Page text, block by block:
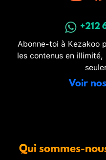
+212
Abonne-toi à Kezakoo
les contenus en
Voir
Qui sommes-